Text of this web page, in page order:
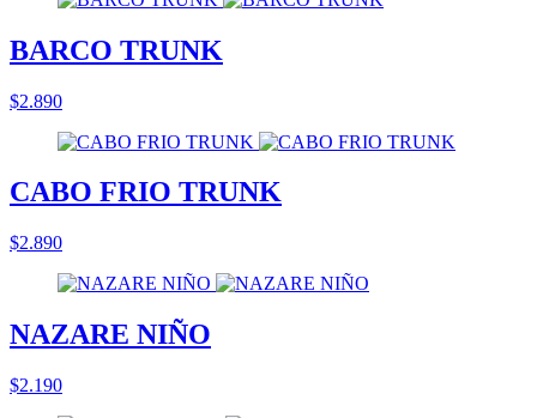
BARCO TRUNK
$2.890
CABO FRIO TRUNK
$2.890
NAZARE NIÑO
$2.190